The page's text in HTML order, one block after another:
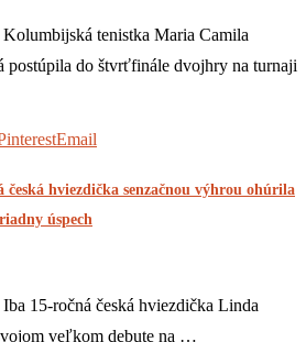
tenistka Maria Camila
postúpila do štvrťfinále dvojhry na turnaji
Email
hviezdička senzačnou výhrou ohúrila
úspech
15-ročná česká hviezdička Linda
veľkom debute na …